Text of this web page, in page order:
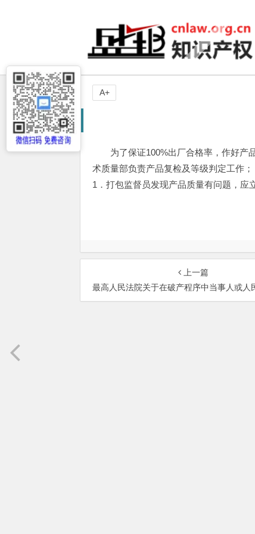
为了保证100%出厂合格率，作好产
术质量部负责产品复检及等级判定工作
1．打包监督员发现产品质量有问题，应
A+
上一篇
最高人民法院关于在破产程序中当事人或人民检察院对人民法院作出的债权人优先受偿的裁定